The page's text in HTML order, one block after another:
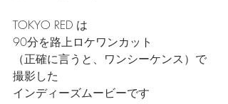
TOKYO RED は
90分を路上ロケワンカット
（正確に言うと、ワンシーケンス）で
撮影した
インディーズムービーです